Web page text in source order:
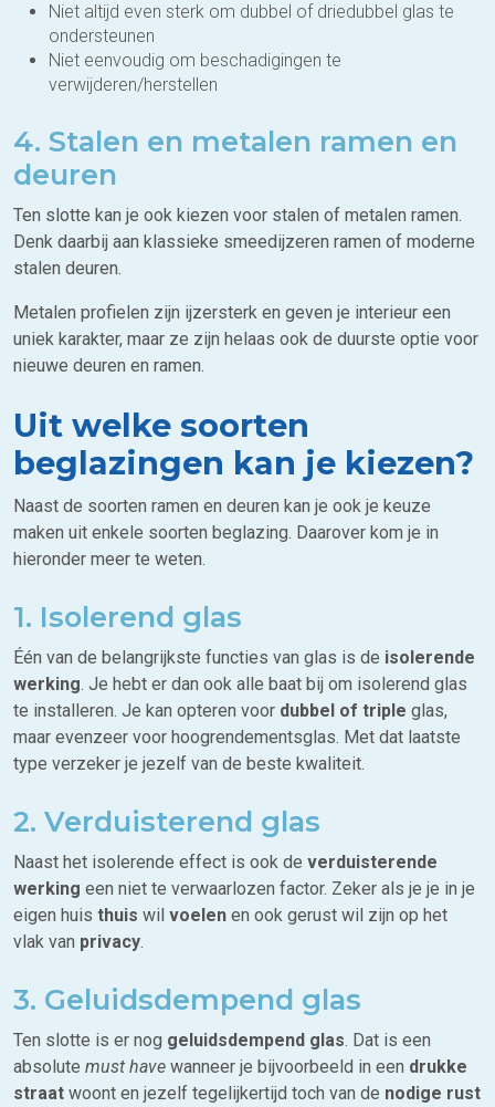
Niet altijd even sterk om dubbel of driedubbel glas te
ondersteunen
Niet eenvoudig om beschadigingen te
verwijderen/herstellen
4. Stalen en metalen ramen en
deuren
Ten slotte kan je ook kiezen voor stalen of metalen ramen.
Denk daarbij aan klassieke smeedijzeren ramen of moderne
stalen deuren.
Metalen profielen zijn ijzersterk en geven je interieur een
uniek karakter, maar ze zijn helaas ook de duurste optie voor
nieuwe deuren en ramen.
Uit welke soorten
beglazingen kan je kiezen?
Naast de soorten ramen en deuren kan je ook je keuze
maken uit enkele soorten beglazing. Daarover kom je in
hieronder meer te weten.
1. Isolerend glas
Één van de belangrijkste functies van glas is de isolerende
werking. Je hebt er dan ook alle baat bij om isolerend glas
te installeren. Je kan opteren voor dubbel of triple glas,
maar evenzeer voor hoogrendementsglas. Met dat laatste
type verzeker je jezelf van de beste kwaliteit.
2. Verduisterend glas
Naast het isolerende effect is ook de verduisterende
werking een niet te verwaarlozen factor. Zeker als je je in je
eigen huis thuis wil voelen en ook gerust wil zijn op het
vlak van privacy.
3. Geluidsdempend glas
Ten slotte is er nog geluidsdempend glas. Dat is een
absolute must have wanneer je bijvoorbeeld in een drukke
straat woont en jezelf tegelijkertijd toch van de nodige rust